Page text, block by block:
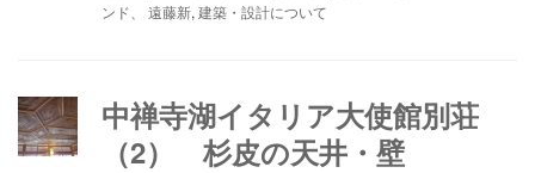
ンド、 遠藤新, 建築・設計について
中禅寺湖イタリア大使館別荘
（2） 杉皮の天井・壁